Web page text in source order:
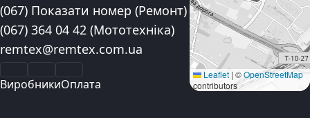
(067) Показати номер (Ремонт)
(067) 364 04 42 (Мототехніка)
Електронна пошта:
remtex@remtex.com.ua
ВиробникиОплата
Leaflet | ©OpenStreetMap
contributors